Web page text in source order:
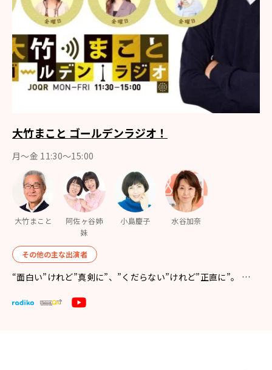
大竹まこと ゴールデンラジオ！
月〜金 11:30～15:00
大竹まこと
阿佐ヶ谷姉
妹
小島慶子 水谷加奈
その他の主な出演者
“面白い”けれど”真剣に”、”くだらない”けれど”正直に”。 …